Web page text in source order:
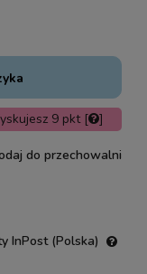
9 pkt [ ]
do przechowalni
InPost (Polska)